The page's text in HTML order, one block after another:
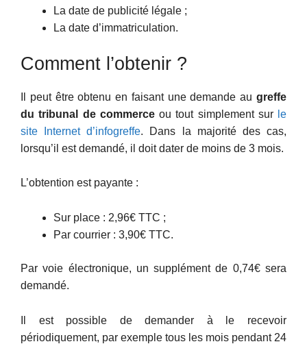
La date de publicité légale ;
La date d’immatriculation.
Comment l’obtenir ?
Il peut être obtenu en faisant une demande au greffe
du tribunal de commerceou tout simplement sur le
site Internet d’infogreffe. Dans la majorité des cas,
lorsqu’il est demandé, il doit dater de moins de 3 mois.
L’obtention est payante :
Sur place : 2,96€ TTC ;
Par courrier : 3,90€ TTC.
Par voie électronique, un supplément de 0,74€ sera
demandé.
Il est possible de demander à le recevoir
périodiquement, par exemple tous les mois pendant 24